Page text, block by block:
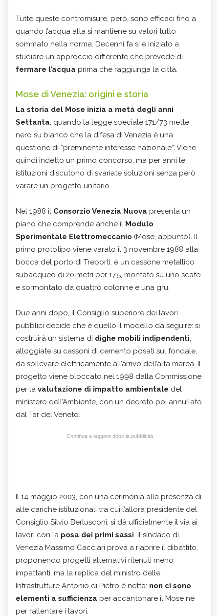
Tutte queste contromisure, però, sono efficaci fino a
quando l’acqua alta si mantiene su valori tutto
sommato nella norma. Decenni fa si è iniziato a
studiare un approccio differente che prevede di
fermare l’acqua prima che raggiunga la città.
Mose di Venezia: origini e storia
La storia del Mose inizia a metà degli anni
Settanta, quando la legge speciale 171/73 mette
nero su bianco che la difesa di Venezia è una
questione di “preminente interesse nazionale”. Viene
quindi indetto un primo concorso, ma per anni le
istituzioni discutono di svariate soluzioni senza però
varare un progetto unitario.
Nel 1988 il Consorzio Venezia Nuova presenta un
piano che comprende anche il Modulo
Sperimentale Elettromeccanio (Mose, appunto). Il
primo prototipo viene varato il 3 novembre 1988 alla
bocca del porto di Treporti: è un cassone metallico
subacqueo di 20 metri per 17,5, montato su uno scafo
e sormontato da quattro colonne e una gru.
Due anni dopo, il Consiglio superiore dei lavori
pubblici decide che è quello il modello da seguire: si
costruirà un sistema di dighe mobili indipendenti,
alloggiate su cassoni di cemento posati sul fondale,
da sollevare elettricamente all’arrivo dell’alta marea. Il
progetto viene bloccato nel 1998 dalla Commissione
per la valutazione di impatto ambientale del
ministero dell’Ambiente, con un decreto poi annullato
dal Tar del Veneto.
Continua a leggere dopo la pubblicità
Il 14 maggio 2003, con una cerimonia alla presenza di
alte cariche istituzionali tra cui l’allora presidente del
Consiglio Silvio Berlusconi, si dà ufficialmente il via ai
lavori con la posa dei primi sassi. Il sindaco di
Venezia Massimo Cacciari prova a riaprire il dibattito,
proponendo progetti alternativi ritenuti meno
impattanti, ma la replica del ministro delle
Infrastrutture Antonio di Pietro è netta: non ci sono
elementi a sufficienza per accantonare il Mose né
per rallentare i lavori.